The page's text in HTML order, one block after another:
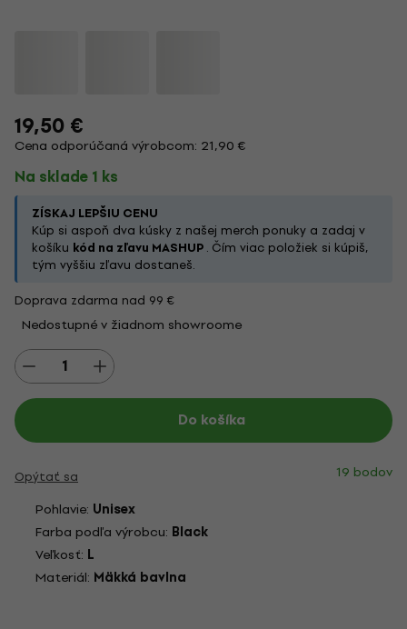
19,50 €
Cena odporúčaná výrobcom: 21,90 €
Na sklade 1 ks
ZÍSKAJ LEPŠIU CENU
Kúp si aspoň dva kúsky z našej merch ponuky a zadaj v
košíku kód na zľavu MASHUP. Čím viac položiek si kúpiš,
tým vyššiu zľavu dostaneš.
Doprava zdarma nad 99 €
Nedostupné v žiadnom showroome
Do košíka
Opýtať sa
19 bodov
Pohlavie: Unisex
Farba podľa výrobcu: Black
Veľkosť: L
Materiál: Mäkká bavlna